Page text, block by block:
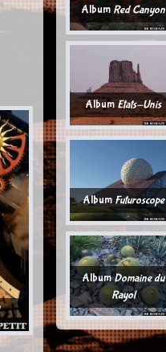
Album Red Canyon
AlbumEtats-Unis
Album Futuroscope
AlbumDomaine du
Rayol